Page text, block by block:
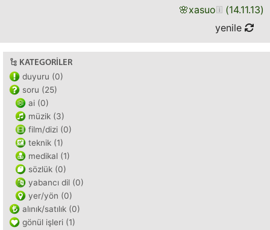
🌸xasuo (14.11.13)
yenile
KATEGORILER
duyuru (0)
soru (25)
ai (0)
müzik (3)
film/dizi (0)
teknik (1)
medikal (1)
sözlük (0)
yabancı dil (0)
yer/yön (0)
alınık/satılık (0)
gönül işleri (1)